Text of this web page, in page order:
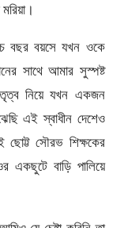
বছর বয়সে যখন ওকে
সাথে আমার সুস্পষ্ট
নিয়ে যখন একজন
এই স্বাধীন দেশেও
ছোট্ট সৌরভ শিক্ষকের
একছুটে বাড়ি পালিয়ে